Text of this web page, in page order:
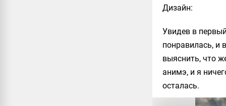
Дизайн:
Увидев в
понравилась, и
выяснить, что
анимэ, и я
осталась.